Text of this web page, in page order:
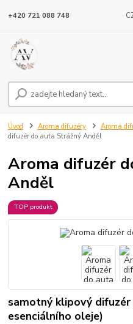
+420 721 088 748
Úvod Aroma difuzéry Aroma
difuzér do auta Strážný Anděl
Aroma difuzér
Anděl
TOP produkt
samotný klipový
esenciálního oleje)